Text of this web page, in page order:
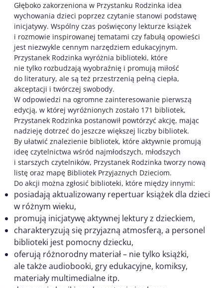
Głęboko zakorzeniona w Przystanku Rodzinka idea
wychowania dzieci poprzez czytanie stanowi podstawę
inicjatywy. Wspólny czas poświęcony lekturze książek
i rozmowie inspirowanej tematami czy fabułą opowieści
jest niezwykle cennym narzędziem edukacyjnym.
Przystanek Rodzinka wyróżnia biblioteki, które
nie tylko rozbudzają wyobraźnię i promują miłość
do literatury, ale są też przestrzenią pełną ciepła,
akceptacji i twórczej swobody.
W odpowiedzi na ogromne zainteresowanie pierwszą
edycją, w której wyróżnionych zostało 171 bibliotek,
Przystanek Rodzinka postanowił powtórzyć akcję, mając
nadzieję dotrzeć do jeszcze większej liczby bibliotek.
By ułatwić znalezienie bibliotek, które aktywnie promują
ideę czytelnictwa wśród najmłodszych, młodszych
i starszych czytelników, Przystanek Rodzinka tworzy nową
listę oraz mapę Bibliotek Przyjaznych Dzieciom.
Do akcji można zgłosić biblioteki, które między innymi:
posiadają aktualizowany repertuar książek dla dzieci
w różnym wieku,
promują inicjatywę aktywnej lektury z dzieckiem,
charakteryzują się przyjazną atmosferą, a personel
biblioteki jest pomocny dziecku,
oferują różnorodny materiał – nie tylko książki,
ale także audiobooki, gry edukacyjne, komiksy,
materiały multimedialne itp.